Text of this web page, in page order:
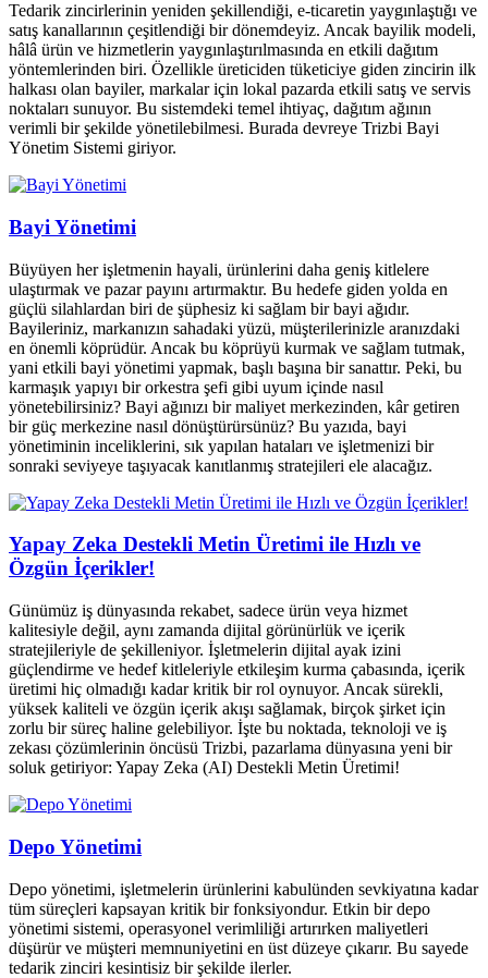
Tedarik zincirlerinin yeniden şekillendiği, e-ticaretin yaygınlaştığı ve
satış kanallarının çeşitlendiği bir dönemdeyiz. Ancak bayilik modeli,
hâlâ ürün ve hizmetlerin yaygınlaştırılmasında en etkili dağıtım
yöntemlerinden biri. Özellikle üreticiden tüketiciye giden zincirin ilk
halkası olan bayiler, markalar için lokal pazarda etkili satış ve servis
noktaları sunuyor. Bu sistemdeki temel ihtiyaç, dağıtım ağının
verimli bir şekilde yönetilebilmesi. Burada devreye Trizbi Bayi
Yönetim Sistemi giriyor.
Bayi Yönetimi
Büyüyen her işletmenin hayali, ürünlerini daha geniş kitlelere
ulaştırmak ve pazar payını artırmaktır. Bu hedefe giden yolda en
güçlü silahlardan biri de şüphesiz ki sağlam bir bayi ağıdır.
Bayileriniz, markanızın sahadaki yüzü, müşterilerinizle aranızdaki
en önemli köprüdür. Ancak bu köprüyü kurmak ve sağlam tutmak,
yani etkili bayi yönetimi yapmak, başlı başına bir sanattır. Peki, bu
karmaşık yapıyı bir orkestra şefi gibi uyum içinde nasıl
yönetebilirsiniz? Bayi ağınızı bir maliyet merkezinden, kâr getiren
bir güç merkezine nasıl dönüştürürsünüz? Bu yazıda, bayi
yönetiminin inceliklerini, sık yapılan hataları ve işletmenizi bir
sonraki seviyeye taşıyacak kanıtlanmış stratejileri ele alacağız.
Yapay Zeka Destekli Metin Üretimi ile Hızlı ve
Özgün İçerikler!
Günümüz iş dünyasında rekabet, sadece ürün veya hizmet
kalitesiyle değil, aynı zamanda dijital görünürlük ve içerik
stratejileriyle de şekilleniyor. İşletmelerin dijital ayak izini
güçlendirme ve hedef kitleleriyle etkileşim kurma çabasında, içerik
üretimi hiç olmadığı kadar kritik bir rol oynuyor. Ancak sürekli,
yüksek kaliteli ve özgün içerik akışı sağlamak, birçok şirket için
zorlu bir süreç haline gelebiliyor. İşte bu noktada, teknoloji ve iş
zekası çözümlerinin öncüsü Trizbi, pazarlama dünyasına yeni bir
soluk getiriyor: Yapay Zeka (AI) Destekli Metin Üretimi!
Depo Yönetimi
Depo yönetimi, işletmelerin ürünlerini kabulünden sevkiyatına kadar
tüm süreçleri kapsayan kritik bir fonksiyondur. Etkin bir depo
yönetimi sistemi, operasyonel verimliliği artırırken maliyetleri
düşürür ve müşteri memnuniyetini en üst düzeye çıkarır. Bu sayede
tedarik zinciri kesintisiz bir şekilde ilerler.